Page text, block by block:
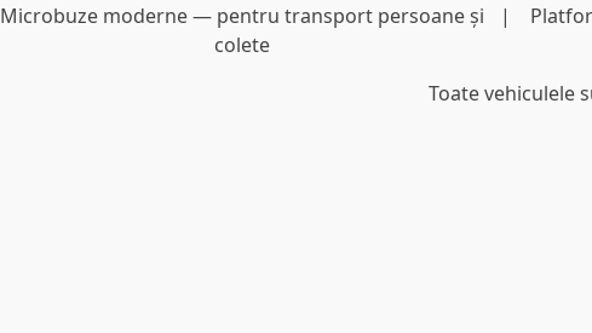
Microbuze moderne— pentru transport persoane și
colete
Toate vehiculele